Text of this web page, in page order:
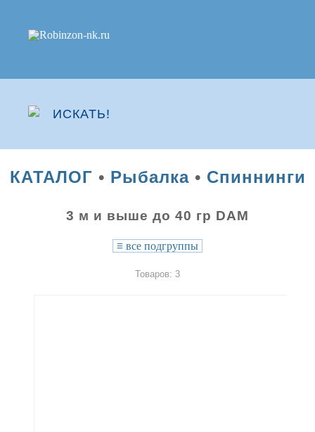
КАТАЛОГ • Рыбалка• Спиннинги
3 м и выше до 40 гр DAM
≡ все подгруппы
Товаров: 3